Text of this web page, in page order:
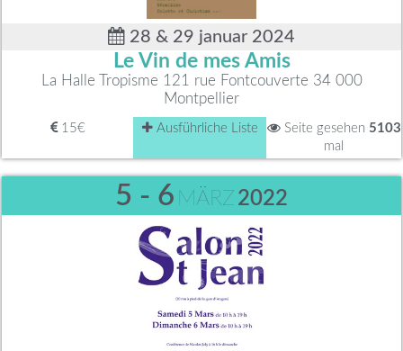
28 & 29 januar 2024
Le Vin de mes Amis
La Halle Tropisme 121 rue Fontcouverte 34 000
Montpellier
15€ Ausführliche Liste Seite gesehen 5103
mal
5 - 6 MÄRZ 2022